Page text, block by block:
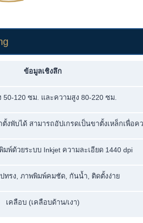
ข้อมูลเชิงลึก
50-120 ซม. และความสูง 80-220 ซม.
งพับได้ สามารถอัปเกรดเป็นขาตั้งเหล็กเพื่อค
มพ์ด้วยระบบ Inkjet ความละเอียด 1440 dpi
ทรง, ภาพพิมพ์คมชัด, กันน้ำ, ติดตั้งง่าย
เคลือบ (เคลือบด้าน/เงา)